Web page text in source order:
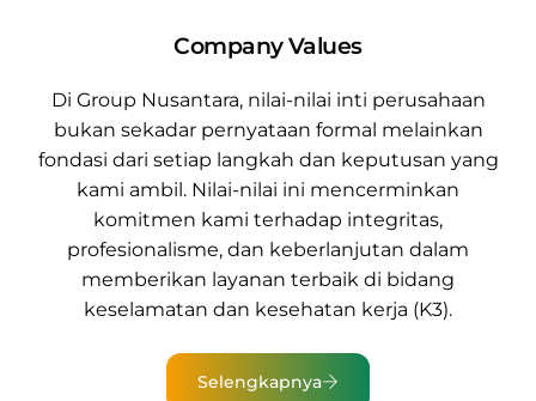
Company Values
Di Group Nusantara, nilai-nilai inti perusahaan
bukan sekadar pernyataan formal melainkan
fondasi dari setiap langkah dan keputusan yang
kami ambil. Nilai-nilai ini mencerminkan
komitmen kami terhadap integritas,
profesionalisme, dan keberlanjutan dalam
memberikan layanan terbaik di bidang
keselamatan dan kesehatan kerja (K3).
Selengkapnya